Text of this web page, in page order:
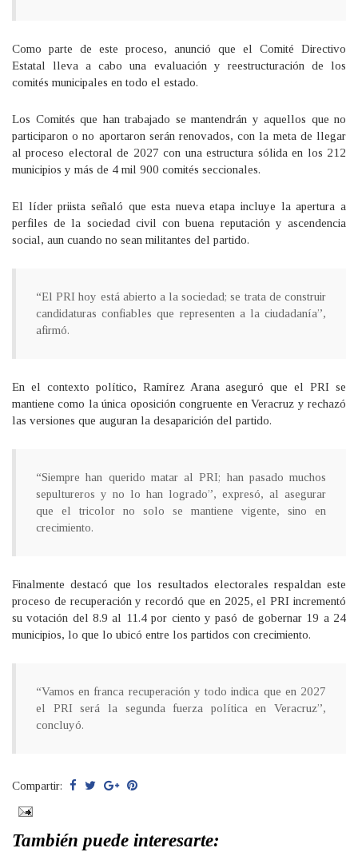
Como parte de este proceso, anunció que el Comité Directivo
Estatal lleva a cabo una evaluación y reestructuración de los
comités municipales en todo el estado.
Los Comités que han trabajado se mantendrán y aquellos que no
participaron o no aportaron serán renovados, con la meta de llegar
al proceso electoral de 2027 con una estructura sólida en los 212
municipios y más de 4 mil 900 comités seccionales.
El líder priista señaló que esta nueva etapa incluye la apertura a
perfiles de la sociedad civil con buena reputación y ascendencia
social, aun cuando no sean militantes del partido.
“El PRI hoy está abierto a la sociedad; se trata de construir
candidaturas confiables que representen a la ciudadanía”,
afirmó.
En el contexto político, Ramírez Arana aseguró que el PRI se
mantiene como la única oposición congruente en Veracruz y rechazó
las versiones que auguran la desaparición del partido.
“Siempre han querido matar al PRI; han pasado muchos
sepultureros y no lo han logrado”, expresó, al asegurar
que el tricolor no solo se mantiene vigente, sino en
crecimiento.
Finalmente destacó que los resultados electorales respaldan este
proceso de recuperación y recordó que en 2025, el PRI incrementó
su votación del 8.9 al 11.4 por ciento y pasó de gobernar 19 a 24
municipios, lo que lo ubicó entre los partidos con crecimiento.
“Vamos en franca recuperación y todo indica que en 2027
el PRI será la segunda fuerza política en Veracruz”,
concluyó.
Compartir:
También puede interesarte: